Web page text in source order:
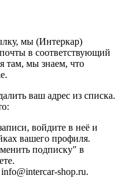
мы (Интеркар)
в соответствующий
там, мы знаем, что
ваш адрес из списка.
войдите в неё и
вашего профиля.
подписку" в
shop.ru.